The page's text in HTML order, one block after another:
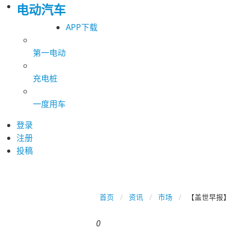
电动汽车
APP下载
第一电动
充电桩
一度用车
登录
注册
投稿
首页 资讯 市场 【盖世早报
0